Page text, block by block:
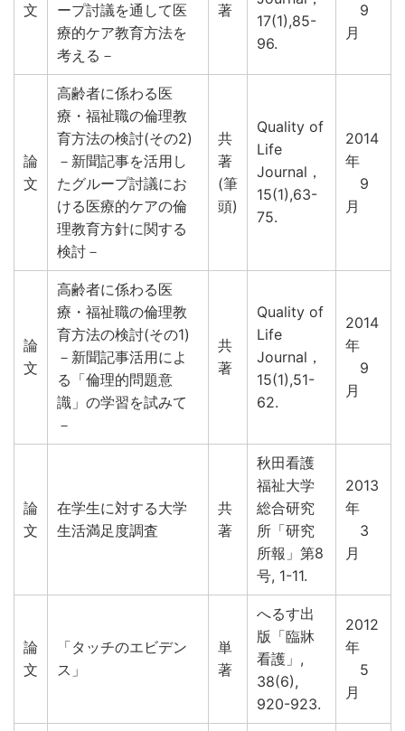
文
ープ討議を通して医
療的ケア教育方法を
考える－
著
17(1),85-
96.
9
月
論
文
高齢者に係わる医
療・福祉職の倫理教
育方法の検討(その2)
－新聞記事を活用し
たグループ討議にお
ける医療的ケアの倫
理教育方針に関する
検討－
共
著
(筆
頭)
Quality of
Life
Journal，
15(1),63-
75.
2014
年
9
月
論
文
高齢者に係わる医
療・福祉職の倫理教
育方法の検討(その1)
－新聞記事活用によ
る「倫理的問題意
識」の学習を試みて
－
共
著
Quality of
Life
Journal，
15(1),51-
62.
2014
年
9
月
論
文
在学生に対する大学
生活満足度調査
共
著
秋田看護
福祉大学
総合研究
所「研究
所報」第8
号, 1-11.
2013
年
3
月
論
文
「タッチのエビデン
ス」
単
著
へるす出
版「臨牀
看護」,
38(6),
920-923.
2012
年
5
月